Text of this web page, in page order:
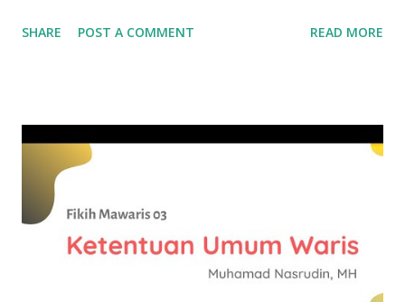
berikut: Macan tak akan mendapatkan makanan jika hanya
seonggok kayu bakar jika ia masih bertumpuk di kebun.
Oleh karena itu, pergi meninggalkan kampung halaman
menuju pondok pesantren adalah alasan untuk
meningkatkan kualitas seseorang. KH Hadlor menyebutkan
beberapa pesan penting bagi santri, misalnya pesan Imam
Ibnu Malik dalam Alfiah Ibnu Malik. Meskipun kitab tsb
fokus dalam bahasa dan gramatika Arab, tapi banyak hikmah
SHARE POST A COMMENT READ MORE